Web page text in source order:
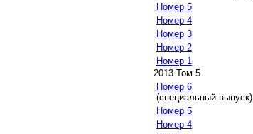
Номер 5
Номер 4
Номер 3
Номер 2
Номер 1
2013 Том 5
Номер 6
(специальный выпуск)
Номер 5
Номер 4